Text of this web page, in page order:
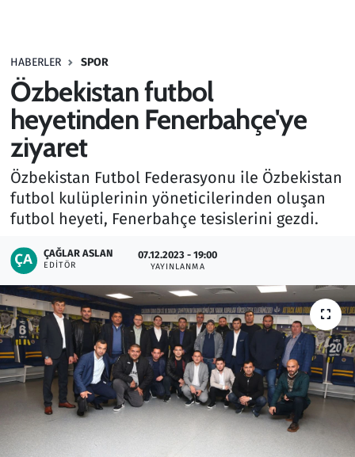
HABERLER SPOR
Özbekistan futbol
heyetinden Fenerbahçe'ye
ziyaret
Özbekistan Futbol Federasyonu ile Özbekistan
futbol kulüplerinin yöneticilerinden oluşan
futbol heyeti, Fenerbahçe tesislerini gezdi.
ÇAĞLAR ASLAN
EDITÖR
07.12.2023 - 19:00
YAYINLANMA
Haber
Kültür Sanat
Kurumsal Haberler
Lezzet Durağı
Memur ve Kamu
Otomobil
Oyun
Ramazan
Resmi İlanlar
Rüya Tabirleri